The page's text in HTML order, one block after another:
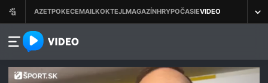
azet.video.sk